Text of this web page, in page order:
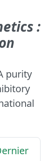
:
purity